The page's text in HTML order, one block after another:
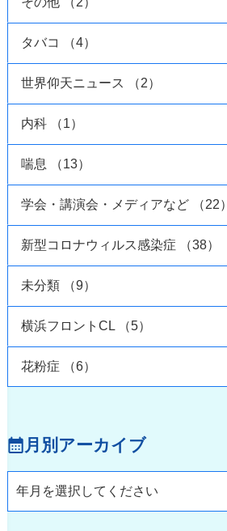
タバコ （4）
世界仰天ニュース （2）
内科 （1）
喘息 （13）
学会・講演会・メディアなど （22）
新型コロナウィルス感染症 （38）
未分類 （9）
横浜フロントCL （5）
花粉症 （6）
月別アーカイブ
年月を選択してください